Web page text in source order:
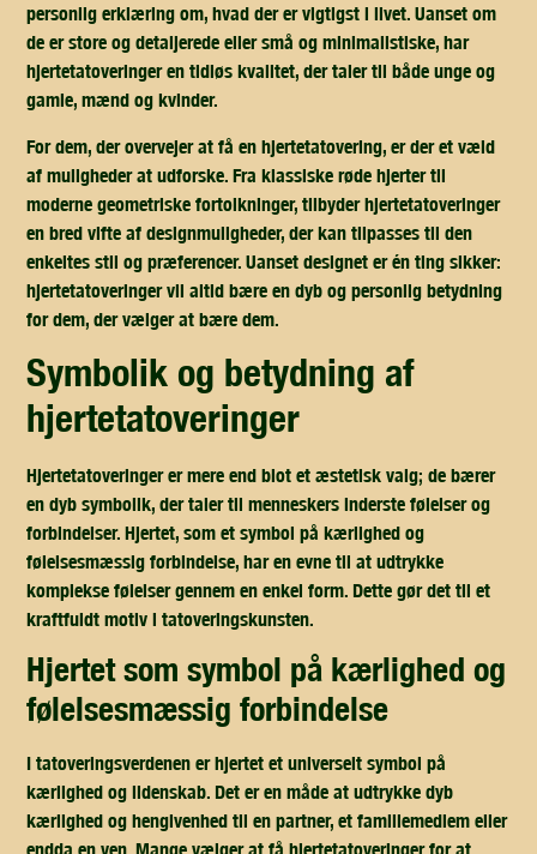
personlig erklæring om, hvad der er vigtigst i livet. Uanset om
de er store og detaljerede eller små og minimalistiske, har
hjertetatoveringer en tidløs kvalitet, der taler til både unge og
gamle, mænd og kvinder.
For dem, der overvejer at få en hjertetatovering, er der et væld
af muligheder at udforske. Fra klassiske røde hjerter til
moderne geometriske fortolkninger, tilbyder hjertetatoveringer
en bred vifte af designmuligheder, der kan tilpasses til den
enkeltes stil og præferencer. Uanset designet er én ting sikker:
hjertetatoveringer vil altid bære en dyb og personlig betydning
for dem, der vælger at bære dem.
symbolik og betydning af
hjertetatoveringer
Hjertetatoveringer er mere end blot et æstetisk valg; de bærer
en dyb symbolik, der taler til menneskers inderste følelser og
forbindelser. Hjertet, som et symbol på kærlighed og
følelsesmæssig forbindelse, har en evne til at udtrykke
komplekse følelser gennem en enkel form. Dette gør det til et
kraftfuldt motiv i tatoveringskunsten.
hjertet som symbol på kærlighed og
følelsesmæssig forbindelse
I tatoveringsverdenen er hjertet et universelt symbol på
kærlighed og lidenskab. Det er en måde at udtrykke dyb
kærlighed og hengivenhed til en partner, et familiemedlem eller